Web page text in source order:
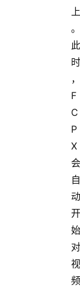
上
。
此
时
，
F
C
P
X
会
自
动
开
始
对
视
频